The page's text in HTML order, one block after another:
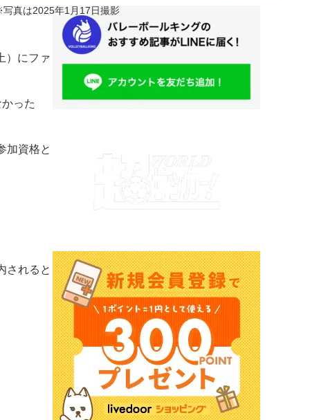
真は2025年1月17日撮影
）にファ
った
加資格と
されると